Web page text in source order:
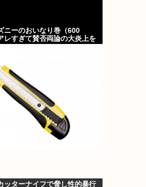
ニーのおいなり巻（600
レすぎて賛否両論の大炎上を
ッターナイフで脅し性的暴行